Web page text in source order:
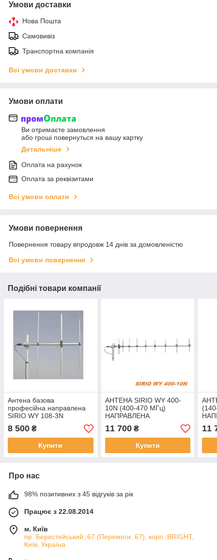
Умови доставки
Нова Пошта
Самовивіз
Транспортна компанія
Всі умови доставки
Умови оплати
Ви отримаєте замовлення
або гроші повернуться на вашу картку
Детальніше
Оплата на рахунок
Оплата за реквізитами
Всі умови оплати
Умови повернення
Повернення товару впродовж 14 днів за домовленістю
Всі умови повернення
Подібні товари компанії
Антена базова
професійна направлена
SIRIO WY 108-3N
авіаційного діапазону
частот Wide-band Yagi
108-137 МГц
8 500 ₴
Купити
АНТЕНА SIRIO WY 400-
10N (400-470 МГц)
НАПРАВЛЕНА
11 700₴
Купити
11
Про нас
98% позитивних з 45 відгуків за рік
Працює з 22.08.2014
м. Київ
пр. Берестейський, 67 (Перемоги, 67), корп. ВRIGHT,
Київ, Україна